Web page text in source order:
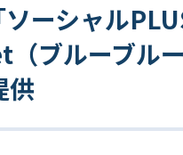
ーシャル
ブルーブル
供